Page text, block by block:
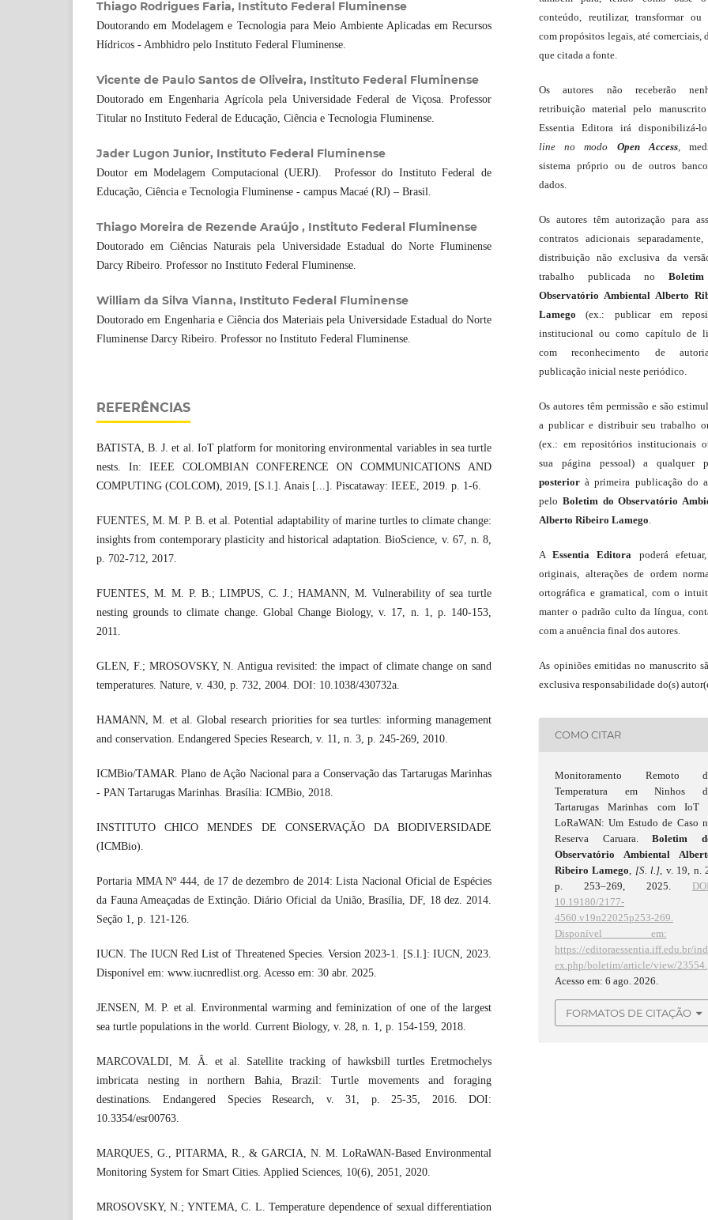
Thiago Rodrigues Faria, Instituto Federal Fluminense
Doutorando em Modelagem e Tecnologia para Meio Ambiente Aplicadas em Recursos
Hídricos - Ambhidro pelo Instituto Federal Fluminense.
Vicente de Paulo Santos de Oliveira, Instituto Federal Fluminense
Doutorado em Engenharia Agrícola pela Universidade Federal de Viçosa. Professor
Titular no Instituto Federal de Educação, Ciência e Tecnologia Fluminense.
Jader Lugon Junior, Instituto Federal Fluminense
Doutor em Modelagem Computacional (UERJ). Professor do Instituto Federal de
Educação, Ciência e Tecnologia Fluminense - campus Macaé (RJ) – Brasil.
Thiago Moreira de Rezende Araújo , Instituto Federal Fluminense
Doutorado em Ciências Naturais pela Universidade Estadual do Norte Fluminense
Darcy Ribeiro. Professor no Instituto Federal Fluminense.
William da Silva Vianna, Instituto Federal Fluminense
Doutorado em Engenharia e Ciência dos Materiais pela Universidade Estadual do Norte
Fluminense Darcy Ribeiro. Professor no Instituto Federal Fluminense.
REFERÊNCIAS
BATISTA, B. J. et al. IoT platform for monitoring environmental variables in sea turtle
nests. In: IEEE COLOMBIAN CONFERENCE ON COMMUNICATIONS AND
COMPUTING (COLCOM), 2019, [S.l.]. Anais [...]. Piscataway: IEEE, 2019. p. 1-6.
FUENTES, M. M. P. B. et al. Potential adaptability of marine turtles to climate change:
insights from contemporary plasticity and historical adaptation. BioScience, v. 67, n. 8,
p. 702-712, 2017.
FUENTES, M. M. P. B.; LIMPUS, C. J.; HAMANN, M. Vulnerability of sea turtle
nesting grounds to climate change. Global Change Biology, v. 17, n. 1, p. 140-153,
2011.
GLEN, F.; MROSOVSKY, N. Antigua revisited: the impact of climate change on sand
temperatures. Nature, v. 430, p. 732, 2004. DOI: 10.1038/430732a.
HAMANN, M. et al. Global research priorities for sea turtles: informing management
and conservation. Endangered Species Research, v. 11, n. 3, p. 245-269, 2010.
ICMBio/TAMAR. Plano de Ação Nacional para a Conservação das Tartarugas Marinhas
- PAN Tartarugas Marinhas. Brasília: ICMBio, 2018.
INSTITUTO CHICO MENDES DE CONSERVAÇÃO DA BIODIVERSIDADE
(ICMBio).
Portaria MMA Nº 444, de 17 de dezembro de 2014: Lista Nacional Oficial de Espécies
da Fauna Ameaçadas de Extinção. Diário Oficial da União, Brasília, DF, 18 dez. 2014.
Seção 1, p. 121-126.
IUCN. The IUCN Red List of Threatened Species. Version 2023-1. [S.l.]: IUCN, 2023.
Disponível em: www.iucnredlist.org. Acesso em: 30 abr. 2025.
JENSEN, M. P. et al. Environmental warming and feminization of one of the largest
sea turtle populations in the world. Current Biology, v. 28, n. 1, p. 154-159, 2018.
MARCOVALDI, M. Â. et al. Satellite tracking of hawksbill turtles Eretmochelys
imbricata nesting in northern Bahia, Brazil: Turtle movements and foraging
destinations. Endangered Species Research, v. 31, p. 25-35, 2016. DOI:
10.3354/esr00763.
MARQUES, G., PITARMA, R., & GARCIA, N. M. LoRaWAN-Based Environmental
Monitoring System for Smart Cities. Applied Sciences, 10(6), 2051, 2020.
MROSOVSKY, N.; YNTEMA, C. L. Temperature dependence of sexual differentiation
conteúdo, reutilizar, transformar ou
com propósitos legais, até comerciais,
que citada a fonte.
Os autores não receberão
retribuição material pelo
Essentia Editora irá disponibilizá-
line
no modo Open Access,
sistema próprio ou de outros
dados.
Os autores têm autorização para
contratos adicionais separadamente,
distribuição não exclusiva da
trabalho publicada no
Observatório Ambiental Alberto
Lamego (ex.: publicar em
institucional ou como capítulo de
com reconhecimento de
publicação inicial neste periódico.
Os autores têm permissão e são
a publicar e distribuir seu trabalho
(ex.: em repositórios institucionais
sua página pessoal) a qualquer
posterior à primeira publicação do
pelo Boletim do Observatório
Alberto Ribeiro Lamego
AEssentia Editora poderá
originais, alterações de ordem
ortográfica e gramatical, com o
manter o padrão culto da língua,
com a anuência final dos autores.
As opiniões emitidas no manuscrito
exclusiva responsabilidade do(s)
COMO CITAR
Monitoramento Remoto
Temperatura em Ninhos
Tartarugas Marinhas com IoT
LoRaWAN: Um Estudo de Caso
Reserva Caruara.Boletim
Observatório Ambiental
Ribeiro Lamego
[S. l.] , v. 19, n.
p. 253–269, 2025.
10.19180/2177-
4560.v19n22025p253-269.
Disponível em:
https://editoraessentia.iff.edu.br/ind
ex.php/boletim/article/view/23554.
Acesso em: 6 ago. 2026.
FORMATOS DE CITAÇÃO